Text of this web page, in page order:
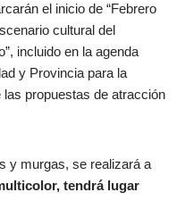
el inicio de “Febrero
cultural del
incluido en la agenda
y Provincia para la
propuestas de atracción
y murgas, se realizará a
tendrá lugar